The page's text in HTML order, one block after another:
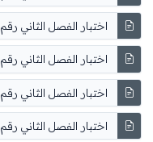
اختبار الفصل الثاني رقم 53
اختبار الفصل الثاني رقم 52
اختبار الفصل الثاني رقم 51
اختبار الفصل الثاني رقم 50